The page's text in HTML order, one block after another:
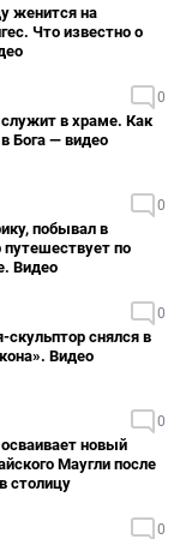
женится на
Что известно о
0
в храме. Как
Бога — видео
0
побывал в
путешествует по
Видео
0
скульптор снялся в
Видео
0
новый
Маугли после
столицу
0